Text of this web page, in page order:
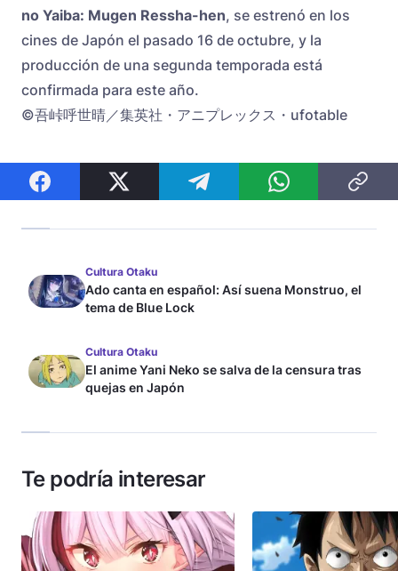
no Yaiba: Mugen Ressha-hen, se estrenó en los
cines de Japón el pasado 16 de octubre, y la
producción de una segunda temporada está
confirmada para este año.
©吾峠呼世晴／集英社・アニプレックス・ufotable
Cultura Otaku
Ado canta en español: Así suena Monstruo, el
tema de Blue Lock
Cultura Otaku
El anime Yani Neko se salva de la censura tras
quejas en Japón
Te podría interesar